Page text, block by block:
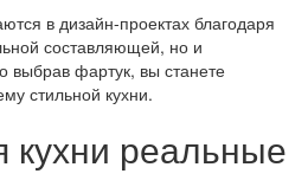
в дизайн-проектах благодаря
составляющей, но и
выбрав фартук, вы станете
стильной кухни.
кухни реальные